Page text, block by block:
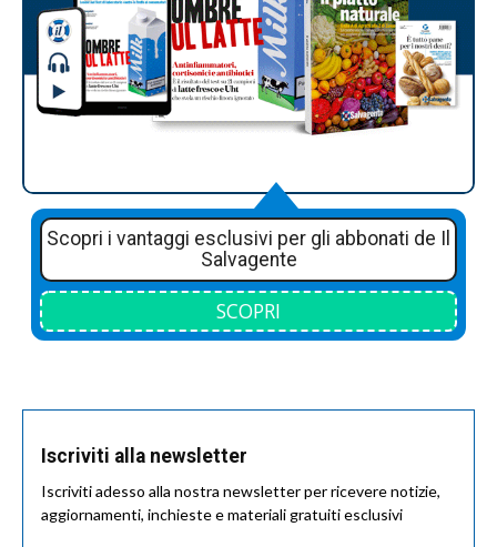
Scopri i vantaggi esclusivi per gli abbonati de Il
Salvagente
SCOPRI
Iscriviti alla newsletter
Iscriviti adesso alla nostra newsletter per ricevere notizie,
aggiornamenti, inchieste e materiali gratuiti esclusivi